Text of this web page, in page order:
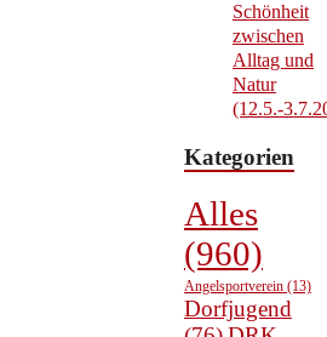
Schönheit
zwischen
Alltag und
Natur
(12.5.-
Kategorien
Alles
(960)
Angelsportverein(13)
Dorfjugend